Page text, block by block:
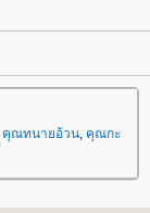
คุณทนายอ้วน, คุณกะ